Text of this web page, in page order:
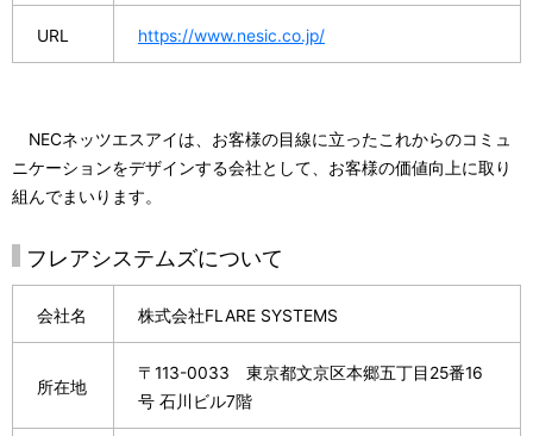
URL https://www.nesic.co.jp/
NECネッツエスアイは、お客様の目線に立ったこれからのコミュ
ニケーションをデザインする会社として、お客様の価値向上に取り
組んでまいります。
フレアシステムズについて
会社名 株式会社FLARE SYSTEMS
所在地
〒113-0033 東京都文京区本郷五丁目25番16
号 石川ビル7階